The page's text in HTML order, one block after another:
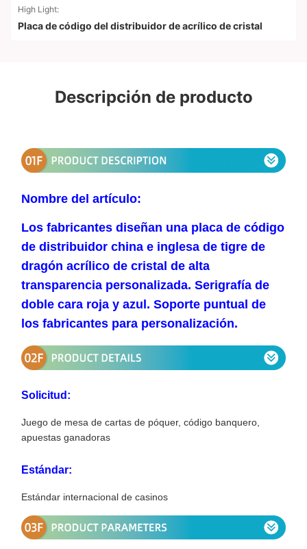
High Light:
Placa de código del distribuidor de acrílico de cristal
Descripción de producto
Nombre del artículo:
Los fabricantes diseñan una placa de código
de distribuidor china e inglesa de tigre de
dragón acrílico de cristal de alta
transparencia personalizada. Serigrafía de
doble cara roja y azul. Soporte puntual de
los fabricantes para personalización.
Solicitud:
Juego de mesa de cartas de póquer, código banquero,
apuestas ganadoras
Estándar:
Estándar internacional de casinos